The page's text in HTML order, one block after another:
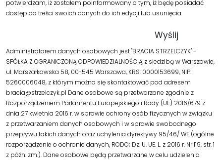
potwierdzam, iż zostałem poinformowany o tym, iż będę posiadać
dostęp do treści swoich danych do ich edycji lub usunięcia.
Administratorem danych osobowych jest "BRACIA STRZELCZYK" -
SPÓŁKA Z OGRANICZONĄ ODPOWIEDZIALNOŚCIĄ z siedzibą w Warszawie,
ul. Marszałkowska 58, 00-545 Warszawa, KRS: 0000153699, NIP:
5260006048, z którym można się skontaktować pod adresem
bracia@strzelczyk.pl Dane osobowe są przetwarzane zgodnie z
Rozporządzeniem Parlamentu Europejskiego i Rady (UE) 2016/679 z
dnia 27 kwietnia 2016 r. w sprawie ochrony osób fizycznych w związku
z przetwarzaniem danych osobowych i w sprawie swobodnego
przepływu takich danych oraz uchylenia dyrektywy 95/46/ WE (ogólne
rozporządzenie o ochronie danych, RODO; Dz. U. UE. L. z 2016 r. Nr 119, str. 1
z późn. zm.). Dane osobowe będą przetwarzane w celu udzielenia